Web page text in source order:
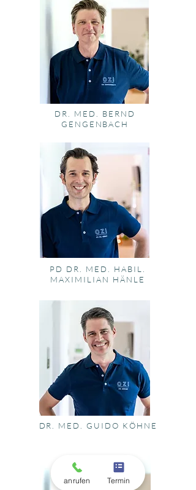
DR. MED. BERND
GENGENBACH
PD DR. MED. HABIL.
MAXIMILIAN HÄNLE
DR. MED. GUIDO KÖHNE
anrufen Termin